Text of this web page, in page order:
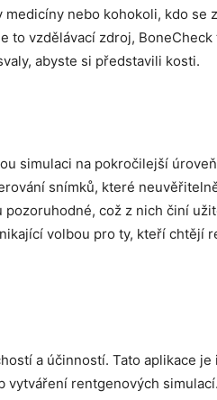
nebo kohokoli, kdo se
to vzdělávací zdroj,
abyste si představili kosti.
simulaci na pokročilejší
snímků, které
což z nich činí
volbou pro ty, kteří chtějí
a účinností. Tato aplikace
vytváření rentgenových